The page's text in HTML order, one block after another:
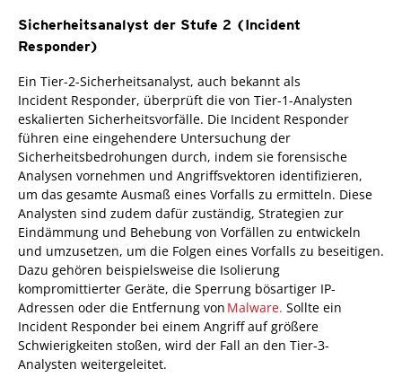
Sicherheitsanalyst der Stufe 2 (Incident
Responder)
Ein Tier-2-Sicherheitsanalyst, auch bekannt als
Incident Responder, überprüft die von Tier-1-Analysten
eskalierten Sicherheitsvorfälle. Die Incident Responder
führen eine eingehendere Untersuchung der
Sicherheitsbedrohungen durch, indem sie forensische
Analysen vornehmen und Angriffsvektoren identifizieren,
um das gesamte Ausmaß eines Vorfalls zu ermitteln. Diese
Analysten sind zudem dafür zuständig, Strategien zur
Eindämmung und Behebung von Vorfällen zu entwickeln
und umzusetzen, um die Folgen eines Vorfalls zu beseitigen.
Dazu gehören beispielsweise die Isolierung
kompromittierter Geräte, die Sperrung bösartiger IP-
Adressen oder die Entfernung von Malware. Sollte ein
Incident Responder bei einem Angriff auf größere
Schwierigkeiten stoßen, wird der Fall an den Tier-3-
Analysten weitergeleitet.